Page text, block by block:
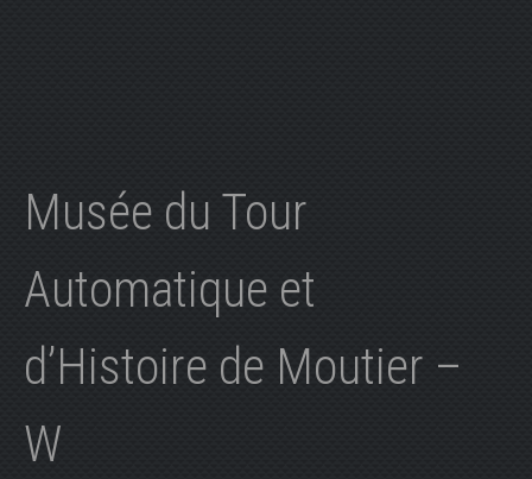
Musée du Tour
Automatique et
d’Histoire de Moutier –
W